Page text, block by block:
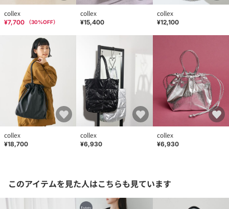
collex
¥7,700 （30%OFF）
collex
¥15,400
collex
¥12,100
collex
¥18,700
collex
¥6,930
collex
¥6,930